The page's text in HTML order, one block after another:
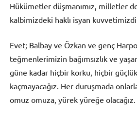
Hükümetler düşmanımız, milletler
kalbimizdeki haklı isyan
Evet; Balbay ve Özkan ve genç
teğmenlerimizin bağımsızlık ve
güne kadar hiçbir korku, hiçbir
kaçmayacağız. Her duruşmada
omuz omuza, yürek yüreğe olacağız.